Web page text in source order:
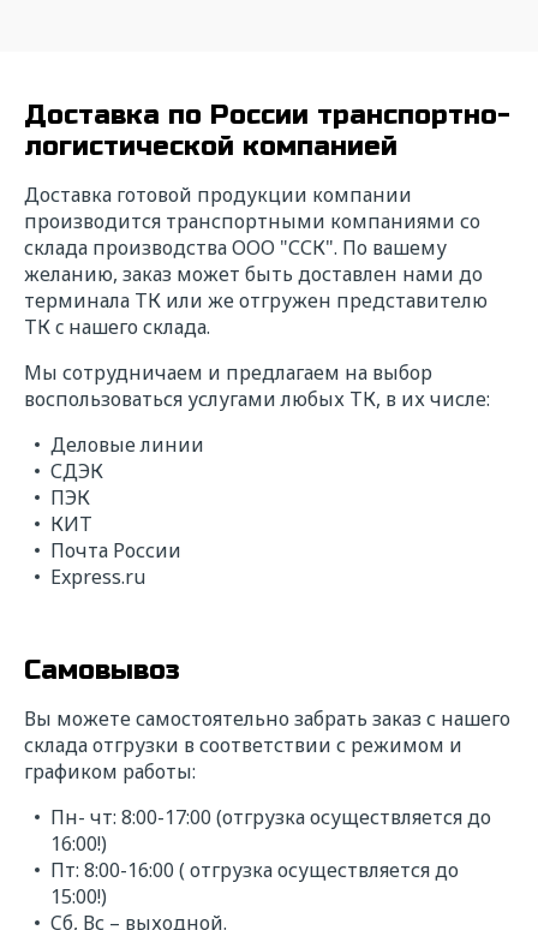
Доставка по России транспортно-
логистической компанией
Доставка готовой продукции компании
производится транспортными компаниями со
склада производства ООО "ССК". По вашему
желанию, заказ может быть доставлен нами до
терминала ТК или же отгружен представителю
ТК c нашего склада.
Мы сотрудничаем и предлагаем на выбор
воспользоваться услугами любых ТК, в их числе:
Деловые линии
СДЭК
ПЭК
КИТ
Почта России
Express.ru
Самовывоз
Вы можете самостоятельно забрать заказ с нашего
склада отгрузки в соответствии с режимом и
графиком работы:
Пн- чт: 8:00-17:00 (отгрузка осуществляется до
16:00!)
Пт: 8:00-16:00 ( отгрузка осуществляется до
15:00!)
Cб, Вс – выходной.
Ищете надежного
исполнителя? Напишите нам!
Мы свяжемся с вами в ближайшее время для
уточнения деталей расчета и в короткие
сроки подготовим коммерческое
предложение с выгодными условиями
сотрудничества.
* — поля обязательные для заполнения
ФИО*
Название компании*
ИНН*
Телефон*
E-mail*